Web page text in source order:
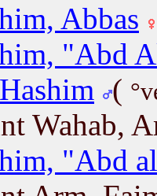
Abbas
"Abd
(
Wahab,
"Abd